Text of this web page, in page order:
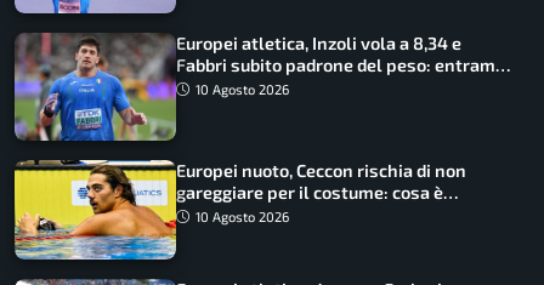
Europei atletica, Inzoli vola a 8,34 e
Fabbri subito padrone del peso: entrambi
in finale col miglior risultato
10 Agosto 2026
Europei nuoto, Ceccon rischia di non
gareggiare per il costume: cosa è
successo
10 Agosto 2026